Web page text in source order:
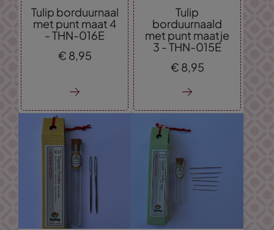
Tulip borduurnaal
met punt maat 4
- THN-016E
€ 8,95
Tulip
borduurnaald
met punt maatje
3 - THN-015E
€ 8,95